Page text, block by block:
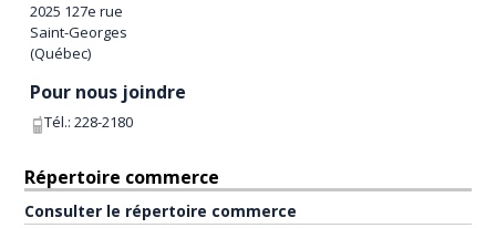
2025 127e rue
Saint-Georges
(Québec)
Pour nous joindre
Tél.:228-2180
Répertoire commerce
Consulter le répertoire commerce